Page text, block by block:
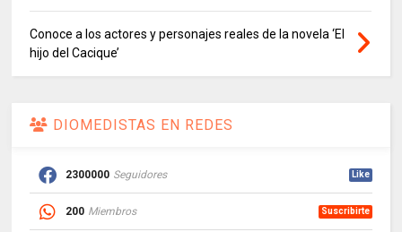
Conoce a los actores y personajes reales de la novela ‘El
hijo del Cacique’
DIOMEDISTAS EN REDES
2300000 Seguidores Like
200 Miembros Suscribirte